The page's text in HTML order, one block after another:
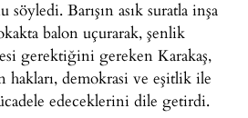
Barışın asık suratla inşa
balon uçurarak, şenlik
gerektiğini gereken Karakaş,
demokrasi ve eşitlik ile
edeceklerini dile getirdi.